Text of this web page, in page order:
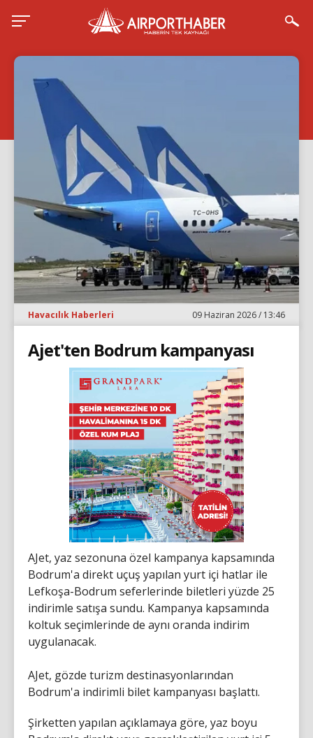
Havacılık Haberleri 09 Haziran 2026 / 13:46
Ajet'ten Bodrum kampanyası
AJet, yaz sezonuna özel kampanya kapsamında
Bodrum'a direkt uçuş yapılan yurt içi hatlar ile
Lefkoşa-Bodrum seferlerinde biletleri yüzde 25
indirimle satışa sundu. Kampanya kapsamında
koltuk seçimlerinde de aynı oranda indirim
uygulanacak.
AJet, gözde turizm destinasyonlarından
Bodrum'a indirimli bilet kampanyası başlattı.
Şirketten yapılan açıklamaya göre, yaz boyu